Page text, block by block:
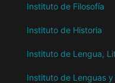
Instituto de Filosofía
Instituto de Historia
Instituto de Lengua,
Instituto de Lenguas